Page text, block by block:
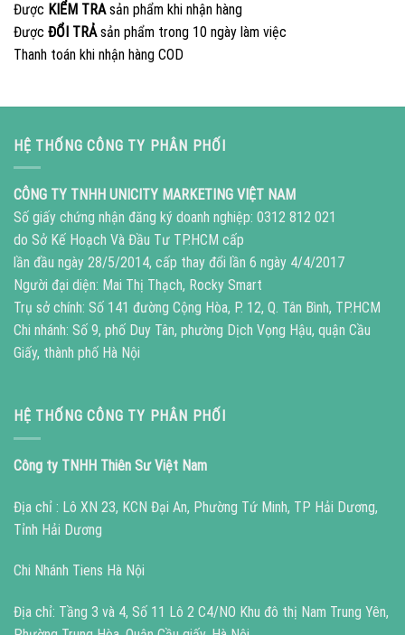
Được KIỂM TRAsản phẩm khi nhận hàng
Được ĐỔI TRẢsản phẩm trong 10 ngày làm việc
Thanh toán khi nhận hàng COD
HỆ THỐNG CÔNG TY PHÂN PHỐI
CÔNG TY TNHH UNICITY MARKETING VIỆT NAM
Số giấy chứng nhận đăng ký doanh nghiệp: 0312 812 021
do Sở Kế Hoạch Và Đầu Tư TP.HCM cấp
lần đầu ngày 28/5/2014, cấp thay đổi lần 6 ngày 4/4/2017
Người đại diện: Mai Thị Thạch, Rocky Smart
Trụ sở chính: Số 141 đường Cộng Hòa, P. 12, Q. Tân Bình, TP.HCM
Chi nhánh: Số 9, phố Duy Tân, phường Dịch Vọng Hậu, quận Cầu
Giấy, thành phố Hà Nội
HỆ THỐNG CÔNG TY PHÂN PHỐI
Công ty TNHH Thiên Sư Việt Nam
Địa chỉ : Lô XN 23, KCN Đại An, Phường Tứ Minh, TP Hải Dương,
Tỉnh Hải Dương
Chi Nhánh Tiens Hà Nội
Địa chỉ: Tầng 3 và 4, Số 11 Lô 2 C4/NO Khu đô thị Nam Trung Yên,